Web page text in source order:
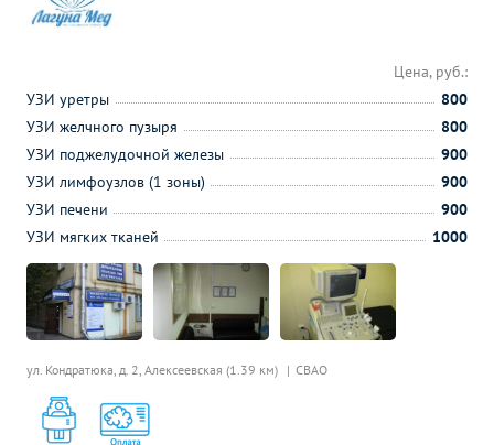
ул. Кондратюка, д. 2, Алексеевская (1.39 км) СВАО
Цена, руб.:
УЗИ уретры
800
УЗИ желчного пузыря
800
УЗИ поджелудочной железы
900
УЗИ лимфоузлов (1 зоны)
900
УЗИ печени
900
УЗИ мягких тканей
1000